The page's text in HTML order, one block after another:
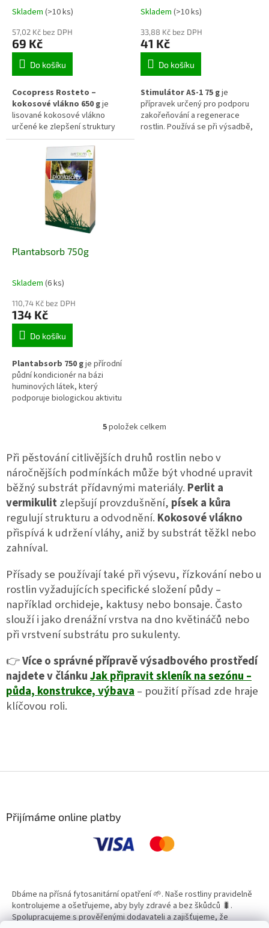
Skladem (>10 ks)
57,02 Kč bez DPH
69 Kč
Do košíku
Cocopress Rosteto –
kokosové vlákno 650 gje
lisované kokosové vlákno
určené ke zlepšení struktury
pěstebních směsí. Po namočení
vytvoří až 8 l lehkého a
vzdušného materiálu, který
pomáhá zadržovat vláhu,
podporuje provzdušnění
kořenového prostoru a je
vhodný pro pokojové, zahradní i
exotické rostliny.
Skladem (>10 ks)
33,88 Kč bez DPH
41 Kč
Do košíku
Stimulátor AS-1 75 gje
přípravek určený pro podporu
zakořeňování a regenerace
rostlin. Používá se při výsadbě,
Plantabsorb 750g
Skladem (6 ks)
110,74 Kč bez DPH
134 Kč
Do košíku
Plantabsorb 750 gje přírodní
půdní kondicionér na bázi
huminových látek, který
podporuje biologickou aktivitu
struktuře půdy, podporuje
pomáhá rostlinám lépe
hospodařit s vodou i živinami.
Vhodný je pro zeleninu, ovocné
dřeviny, trvalky i okrasné
výsadby.
O
l
d
a
c
p
r
y
v
ý
p
i
s
u
5položek celkem
Při pěstování citlivějších druhů rostlin nebo v
náročnějších podmínkách může být vhodné upravit
běžný substrát přídavnými materiály. Perlit a
vermikulitzlepšují provzdušnění, písek a kůra
regulují strukturu a odvodnění. Kokosové vlákno
přispívá k udržení vláhy, aniž by substrát těžkl nebo
zahníval.
Přísady se používají také při výsevu, řízkování nebo u
rostlin vyžadujících specifické složení půdy –
například orchideje, kaktusy nebo bonsaje. Často
slouží i jako drenážní vrstva na dno květináčů nebo
při vrstvení substrátu pro sukulenty.
👉Více o správné přípravě výsadbového prostředí
najdete v článkuJak připravit skleník na sezónu –
půda, konstrukce, výbava – použití přísad zde hraje
klíčovou roli.
Přijímáme online platby
Dbáme na přísná fytosanitární opatření 🌱. Naše rostliny pravidelně
kontrolujeme a ošetřujeme, aby byly zdravé a bez škůdců 🐛.
Spolupracujeme s prověřenými dodavateli a zajišťujeme, že